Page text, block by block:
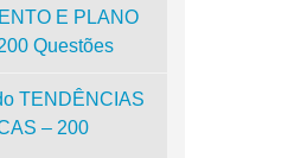
E PLANO
Questões
TENDÊNCIAS
– 200